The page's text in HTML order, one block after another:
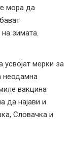
мора да
зимата.
усвојат мерки за
неодамна
вакцина
да најави и
Словачка и